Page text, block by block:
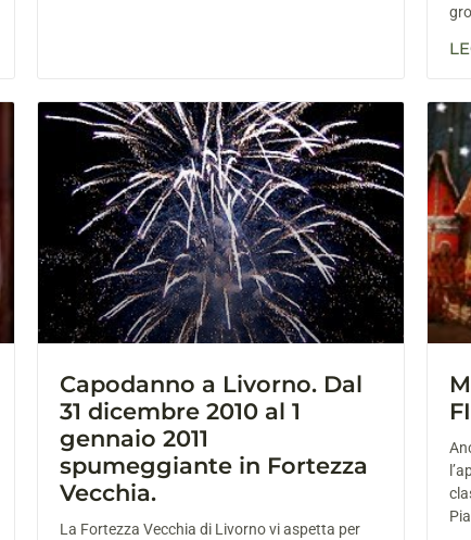
Capodanno a Livorno. Dal
31 dicembre 2010 al 1
gennaio 2011
spumeggiante in Fortezza
Vecchia.
La Fortezza Vecchia di Livorno vi aspetta per